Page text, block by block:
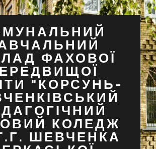
ФАХОВОЇ
"КОРСУНЬ-
КОЛЕДЖ
ШЕВЧЕНКА